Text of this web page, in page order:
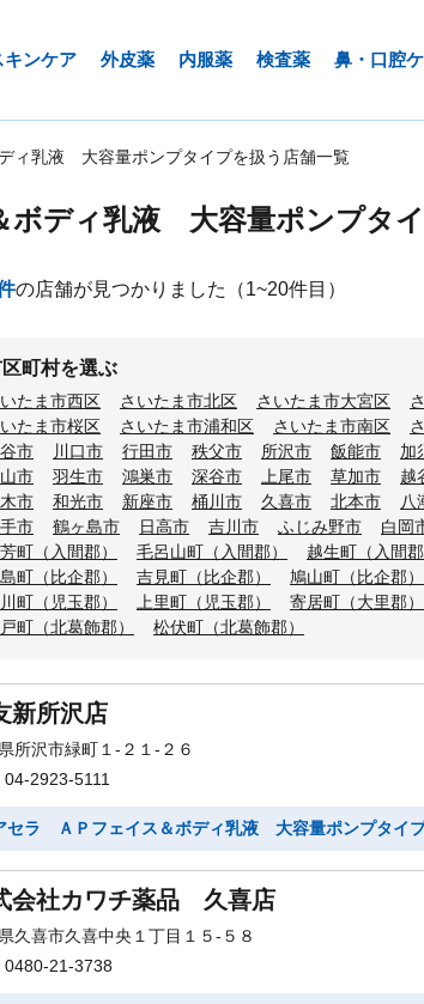
キンケア 外皮薬 内服薬 検査薬 鼻・口腔
ィ乳液 大容量ポンプタイプを扱う店舗一覧
ディ乳液 大容量ポンプタ
の店舗が見つかりました （1~20件目）
町村を選ぶ
たま市西区 さいたま市北区 さいたま市大宮区
たま市桜区
さいたま市浦和区 さいたま市南区
市
川口市 行田市 秩父市 所沢市 飯能市
加
市
羽生市 鴻巣市 深谷市 上尾市 草加市
越
市
和光市 新座市 桶川市 久喜市 北本市
八
市
鶴ヶ島市 日高市 吉川市 ふじみ野市
白岡
町（入間郡）
毛呂山町（入間郡）
越生町（入間
町（比企郡）
吉見町（比企郡）
鳩山町（比企郡）
町（児玉郡）
上里町（児玉郡）
寄居町（大里郡）
町（北葛飾郡）
松伏町（北葛飾郡）
新所沢店
所沢市緑町１-２１-２６
2923-5111
セラ ＡＰフェイス＆ボディ乳液 大容量ポンプタイ
会社カワチ薬品 久喜店
久喜市久喜中央１丁目１５-５８
0480-21-3738